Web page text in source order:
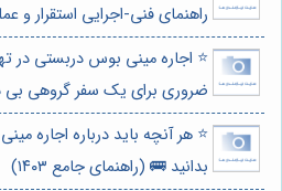
راهنمای فنی-اجرایی استقرار و
⭐️ اجاره مینی بوس دربستی
ضروری برای یک سفر گروهی بی
⭐️ هر آنچه باید درباره اجاره
بدانید 🚌 (راهنمای جامع ۱۴۰۳)